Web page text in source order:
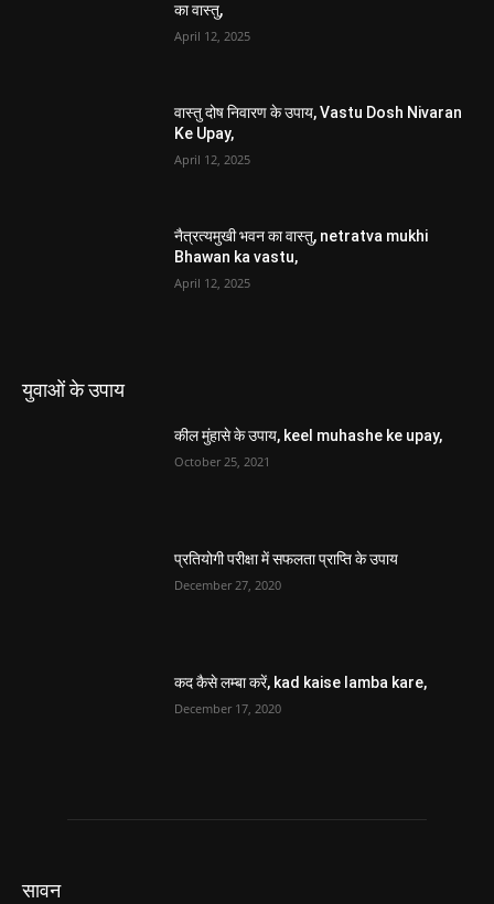
का वास्तु,
April 12, 2025
वास्तु दोष निवारण के उपाय, Vastu Dosh Nivaran
Ke Upay,
April 12, 2025
नैत्रत्यमुखी भवन का वास्तु, netratva mukhi
Bhawan ka vastu,
April 12, 2025
युवाओं के उपाय
कील मुंहासे के उपाय, keel muhashe ke upay,
October 25, 2021
प्रतियोगी परीक्षा में सफलता प्राप्ति के उपाय
December 27, 2020
कद कैसे लम्बा करें, kad kaise lamba kare,
December 17, 2020
सावन